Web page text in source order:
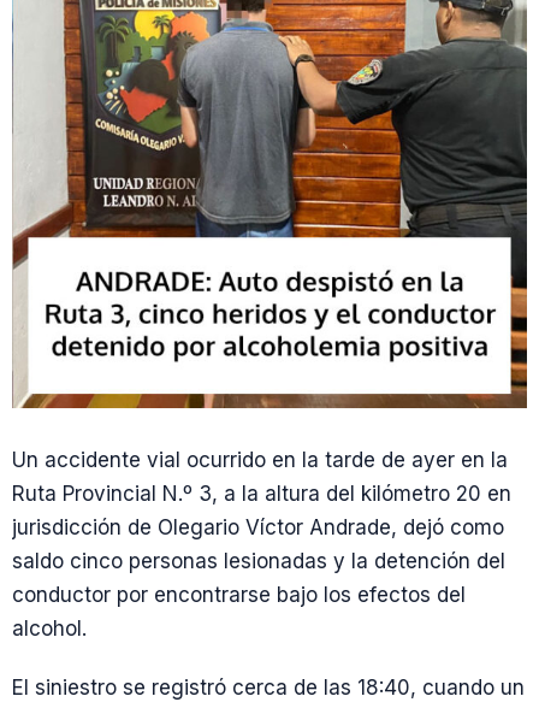
Un accidente vial ocurrido en la tarde de ayer en la
Ruta Provincial N.º 3, a la altura del kilómetro 20 en
jurisdicción de Olegario Víctor Andrade, dejó como
saldo cinco personas lesionadas y la detención del
conductor por encontrarse bajo los efectos del
alcohol.
El siniestro se registró cerca de las 18:40, cuando un